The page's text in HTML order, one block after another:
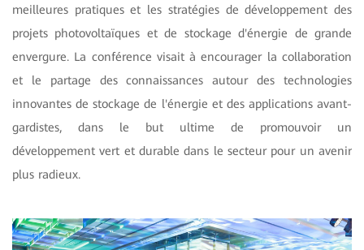
meilleures pratiques et les stratégies de développement des
projets photovoltaïques et de stockage d'énergie de grande
envergure. La conférence visait à encourager la collaboration
et le partage des connaissances autour des technologies
innovantes de stockage de l'énergie et des applications avant-
gardistes, dans le but ultime de promouvoir un
développement vert et durable dans le secteur pour un avenir
plus radieux.